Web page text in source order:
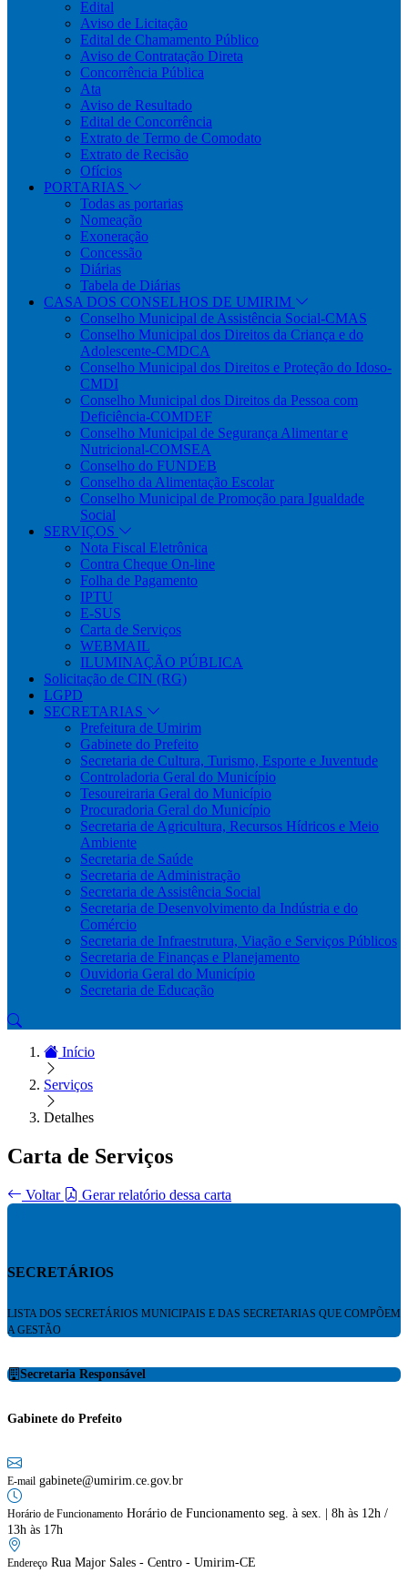
Edital
Aviso de Licitação
Edital de Chamamento Público
Aviso de Contratação Direta
Concorrência Pública
Ata
Aviso de Resultado
Edital de Concorrência
Extrato de Termo de Comodato
Extrato de Recisão
Ofícios
PORTARIAS
Todas as portarias
Nomeação
Exoneração
Concessão
Diárias
Tabela de Diárias
CASA DOS CONSELHOS DE UMIRIM
Conselho Municipal de Assistência Social-CMAS
Conselho Municipal dos Direitos da Criança e do
Adolescente-CMDCA
Conselho Municipal dos Direitos e Proteção do Idoso-
CMDI
Conselho Municipal dos Direitos da Pessoa com
Deficiência-COMDEF
Conselho Municipal de Segurança Alimentar e
Nutricional-COMSEA
Conselho do FUNDEB
Conselho da Alimentação Escolar
Conselho Municipal de Promoção para Igualdade
Social
SERVIÇOS
Nota Fiscal Eletrônica
Contra Cheque On-line
Folha de Pagamento
IPTU
E-SUS
Carta de Serviços
WEBMAIL
ILUMINAÇÃO PÚBLICA
Solicitação de CIN (RG)
LGPD
SECRETARIAS
Prefeitura de Umirim
Gabinete do Prefeito
Secretaria de Cultura, Turismo, Esporte e Juventude
Controladoria Geral do Município
Tesoureiraria Geral do Município
Procuradoria Geral do Município
Secretaria de Agricultura, Recursos Hídricos e Meio
Ambiente
Secretaria de Saúde
Secretaria de Administração
Secretaria de Assistência Social
Secretaria de Desenvolvimento da Indústria e do
Comércio
Secretaria de Infraestrutura, Viação e Serviços Públicos
Secretaria de Finanças e Planejamento
Ouvidoria Geral do Município
Secretaria de Educação
Início
Serviços
Detalhes
Carta de Serviços
Voltar Gerar relatório dessa carta
SECRETÁRIOS
LISTA DOS SECRETÁRIOS MUNICIPAIS E DAS SECRETARIAS QUE COMPÕEM
A GESTÃO
Secretaria Responsável
Gabinete do Prefeito
E-mail gabinete@umirim.ce.gov.br
Horário de Funcionamento Horário de Funcionamento seg. à sex. | 8h às 12h /
13h às 17h
Endereço Rua Major Sales - Centro - Umirim-CE